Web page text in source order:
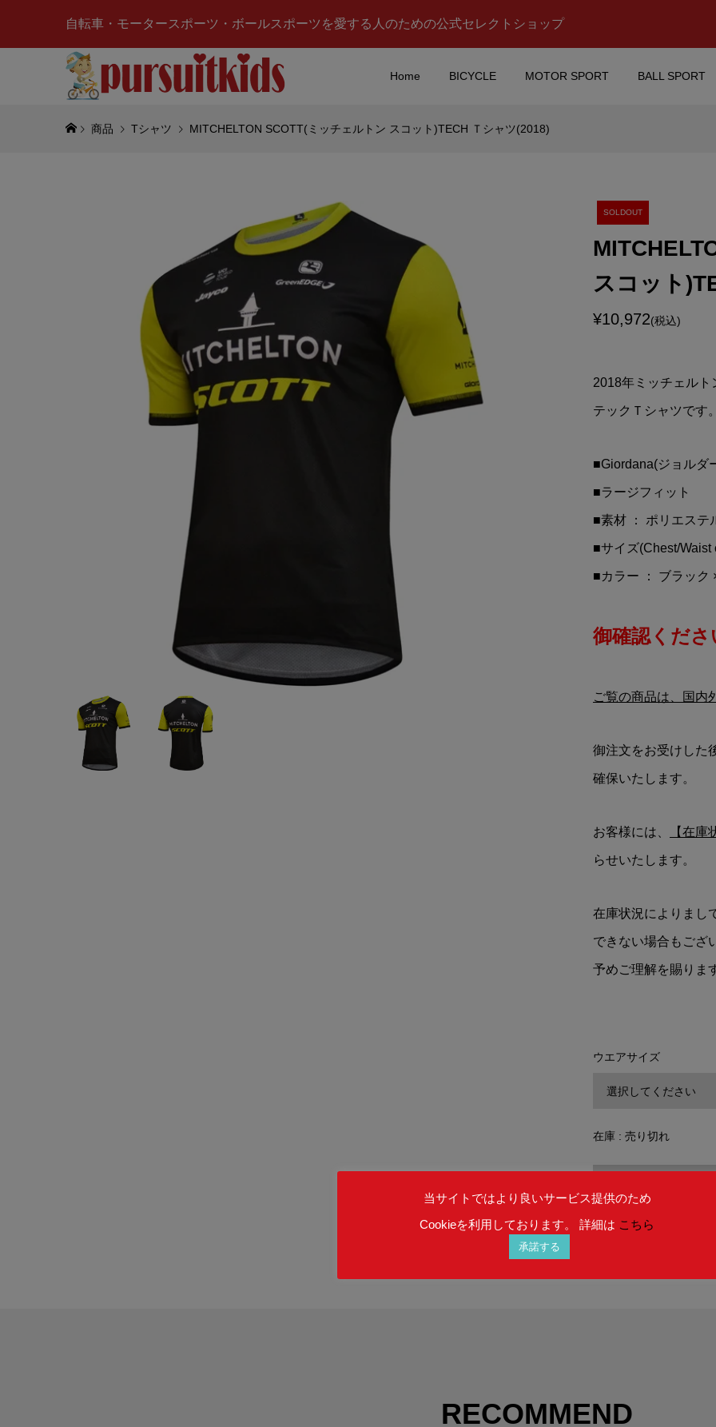
自転車・モータースポーツ・ボールスポーツを愛する人のための公式セレクトショップ
Home BICYCLE MOTOR SPORT BALL SPORT
¥5,980(税込) (税込)
TOMICA(トミカ)NISSAN(ニ
ッサン)SKYLINE(スカイライ
ン)ミニカー(HYBRID type(...
ABREX(アブレック
ス)SKODA OCTAVIA(シ
ダ オクタビア)ツールド
¥13,000 (税込)
MOTORMAX(モーターマッ
クス)BMW M3 Coupe(グレ
ray(ブルーレイディスク
目のインディ500制覇/No
商品 Tシャツ MITCHELTON SCOTT(ミッチェルトン スコット)TECH Ｔシャツ(2018)
SOLDOUT
スコット
¥10,972(税込)
2018年ミッチェル
テックＴシャツです
■Giordana(ジョルダ
■ラージフィット
■素材 ： ポリエステ
■サイズ(Chest/Waist
■カラー ： ブラック
御確認くだ
ご覧の商品は、国内
御注文をお受けした
確保いたします。
お客様には、 【在庫
らせいたします。
在庫状況によりまし
できない場合もござ
予めご理解を賜りま
ウエアサイズ
在庫 : 売り切れ
RECOMMEND
当サイトではより良いサービス提供のため
Cookieを利用しております。 詳細は こちら
承諾する